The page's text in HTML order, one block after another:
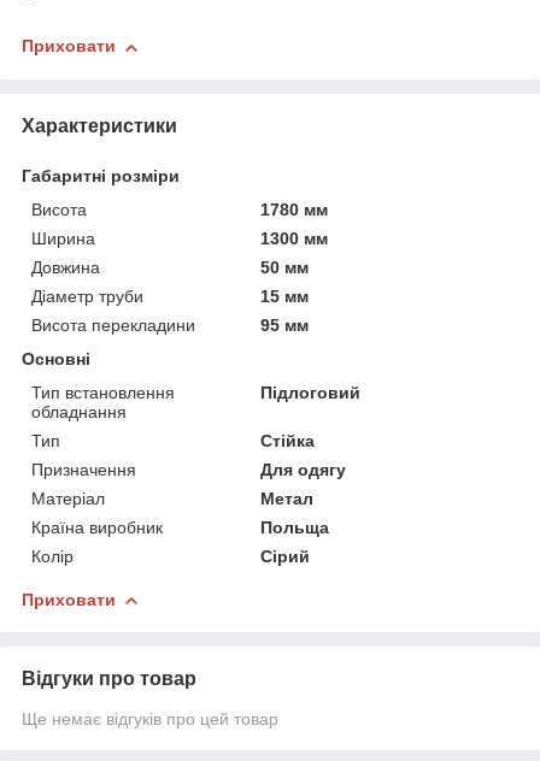
Приховати
Характеристики
Габаритні розміри
Висота
1780 мм
Ширина
1300 мм
Довжина
50 мм
Діаметр труби
15 мм
Висота перекладини
95 мм
Основні
Тип встановлення
обладнання
Підлоговий
Тип
Стійка
Призначення
Для одягу
Матеріал
Метал
Країна виробник
Польща
Колір
Сірий
Приховати
Відгуки про товар
Ще немає відгуків про цей товар